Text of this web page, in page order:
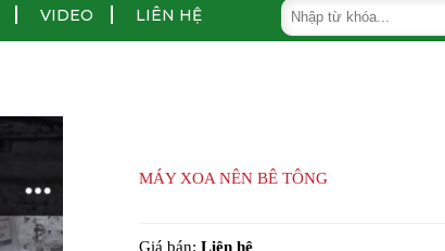
VIDEO LIÊN HỆ
MÁY XOA NÊN BÊ TÔNG
Giá bán: Liên hệ